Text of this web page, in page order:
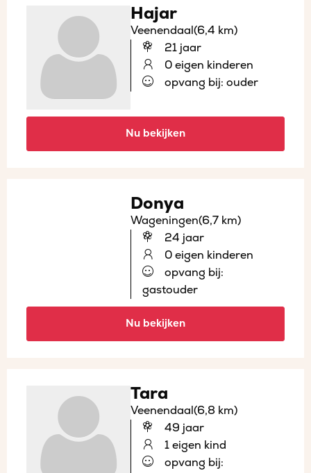
Hajar
Veenendaal(6,4 km)
21 jaar
0 eigen kinderen
opvang bij: ouder
Nu bekijken
Donya
Wageningen(6,7 km)
24 jaar
0 eigen kinderen
opvang bij:
gastouder
Nu bekijken
Tara
Veenendaal(6,8 km)
49 jaar
1 eigen kind
opvang bij: